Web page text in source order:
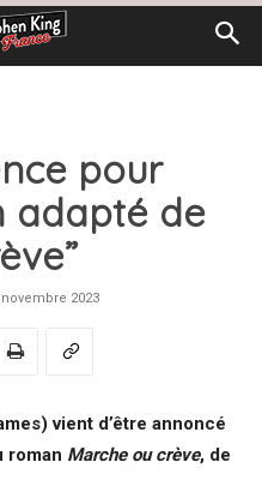
pour
adapté de
novembre 2023
vient d’être annoncé
roman Marche ou crève, de